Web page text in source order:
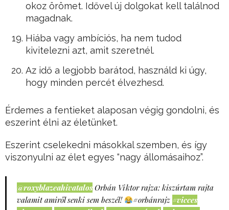
okoz örömet. Idővel új dolgokat kell találnod
magadnak.
Hiába vagy ambíciós, ha nem tudod
kivitelezni azt, amit szeretnél.
Az idő a legjobb barátod, használd ki úgy,
hogy minden percét élvezhesd.
Érdemes a fentieket alaposan végig gondolni, és
eszerint élni az életünket.
Eszerint cselekedni másokkal szemben, és így
viszonyulni az élet egyes “nagy állomásaihoz”.
@roxyblazeahivatalos Orbán Viktor rajza: kiszúrtam rajta
valamit amiről senki sem beszél!
#orbánrajz #vicces